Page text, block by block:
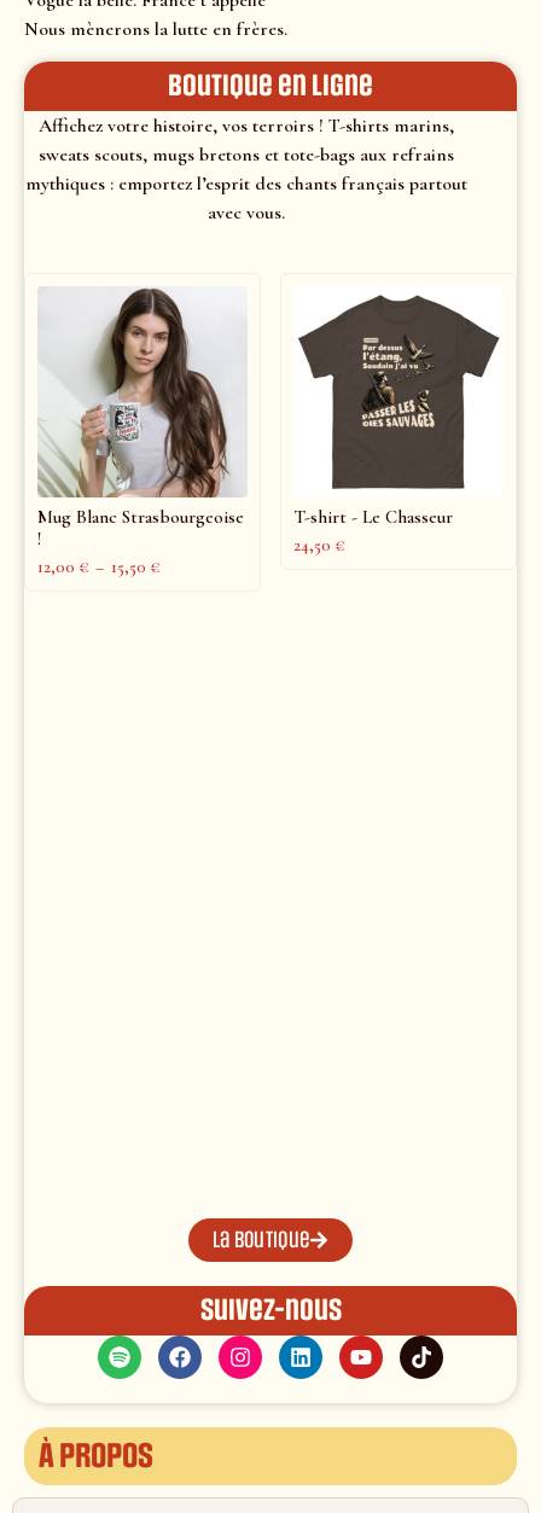
Nous mènerons la lutte en frères.
Boutique en ligne
Affichez votre histoire, vos terroirs ! T-shirts marins,
sweats scouts, mugs bretons et tote-bags aux refrains
mythiques : emportez l’esprit des chants français partout
avec vous.
Mug Blanc Strasbourgeoise
!
12,00 € – 15,50 €
T-shirt - Le Chasseur
24,50 €
La boutique
Suivez-nous
À propos